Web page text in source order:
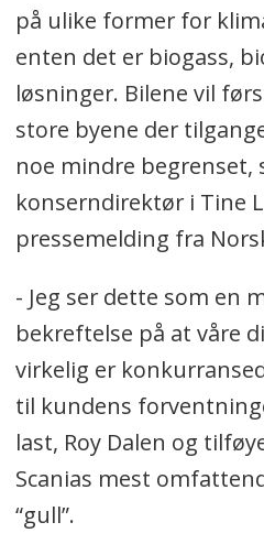
på ulike former for
enten det er biogass,
løsninger. Bilene vil
store byene der
noe mindre begrenset,
konserndirektør i Tine
pressemelding fra
- Jeg ser dette som en
bekreftelse på at våre
virkelig er
til kundens
last, Roy Dalen og
Scanias mest
“gull”.